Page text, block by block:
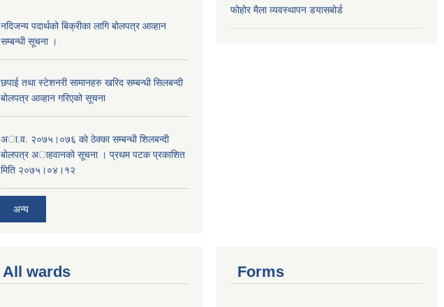
नदिजन्य पदार्थको बिक्रीका लागि बोलपत्र आव्हान
सम्बन्धी सूचना ।
छपाई तथा स्टेशनरी सामानहरु खरिद सम्बन्धी सिलबन्दी
बोलपत्र आव्हान गरिएको सूचना
अा.व. २०७५।०७६ काे ठेक्का सम्बन्धी शिलबन्दी
बाेलपत्र अाहवानकाे सूचना । प्रथम पटक प्रकाशित
मिति २०७५।०४।१२
अन्य
फोहोर मैला व्यवस्थापन डयासबोर्ड
All wards Forms